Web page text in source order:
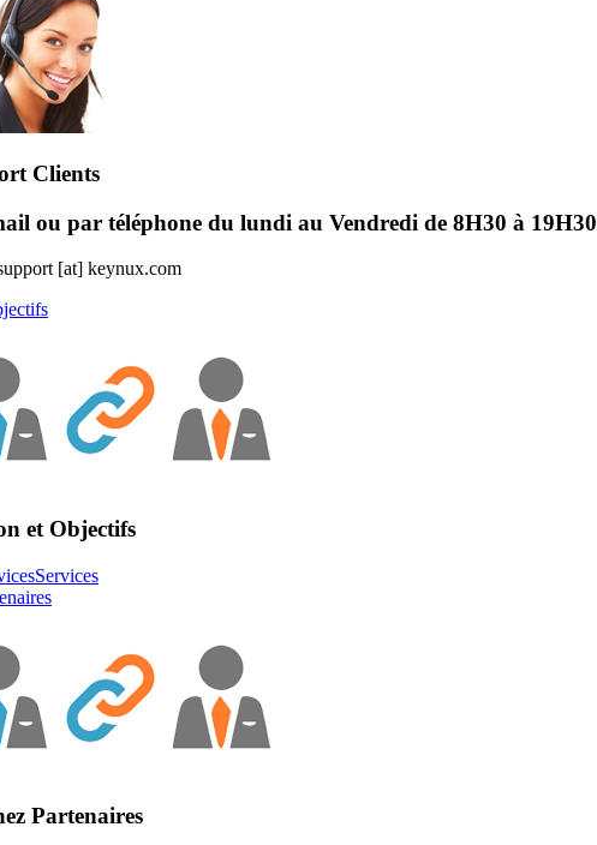
Clients
ou par téléphone du lundi au Vendredi de 8H30 à 19H30
[at] keynux.com
et Objectifs
Services
Partenaires